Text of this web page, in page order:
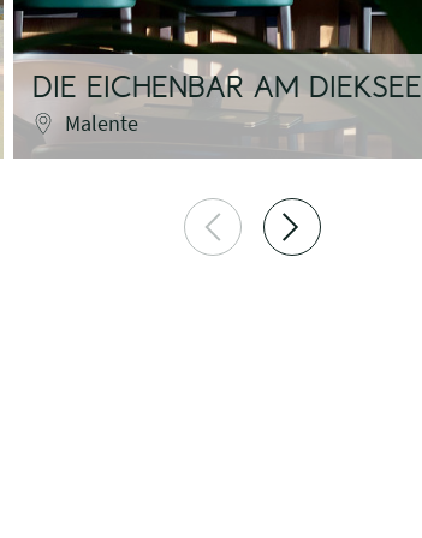
DIE EICHENBAR AM DIEKSEE
Malente